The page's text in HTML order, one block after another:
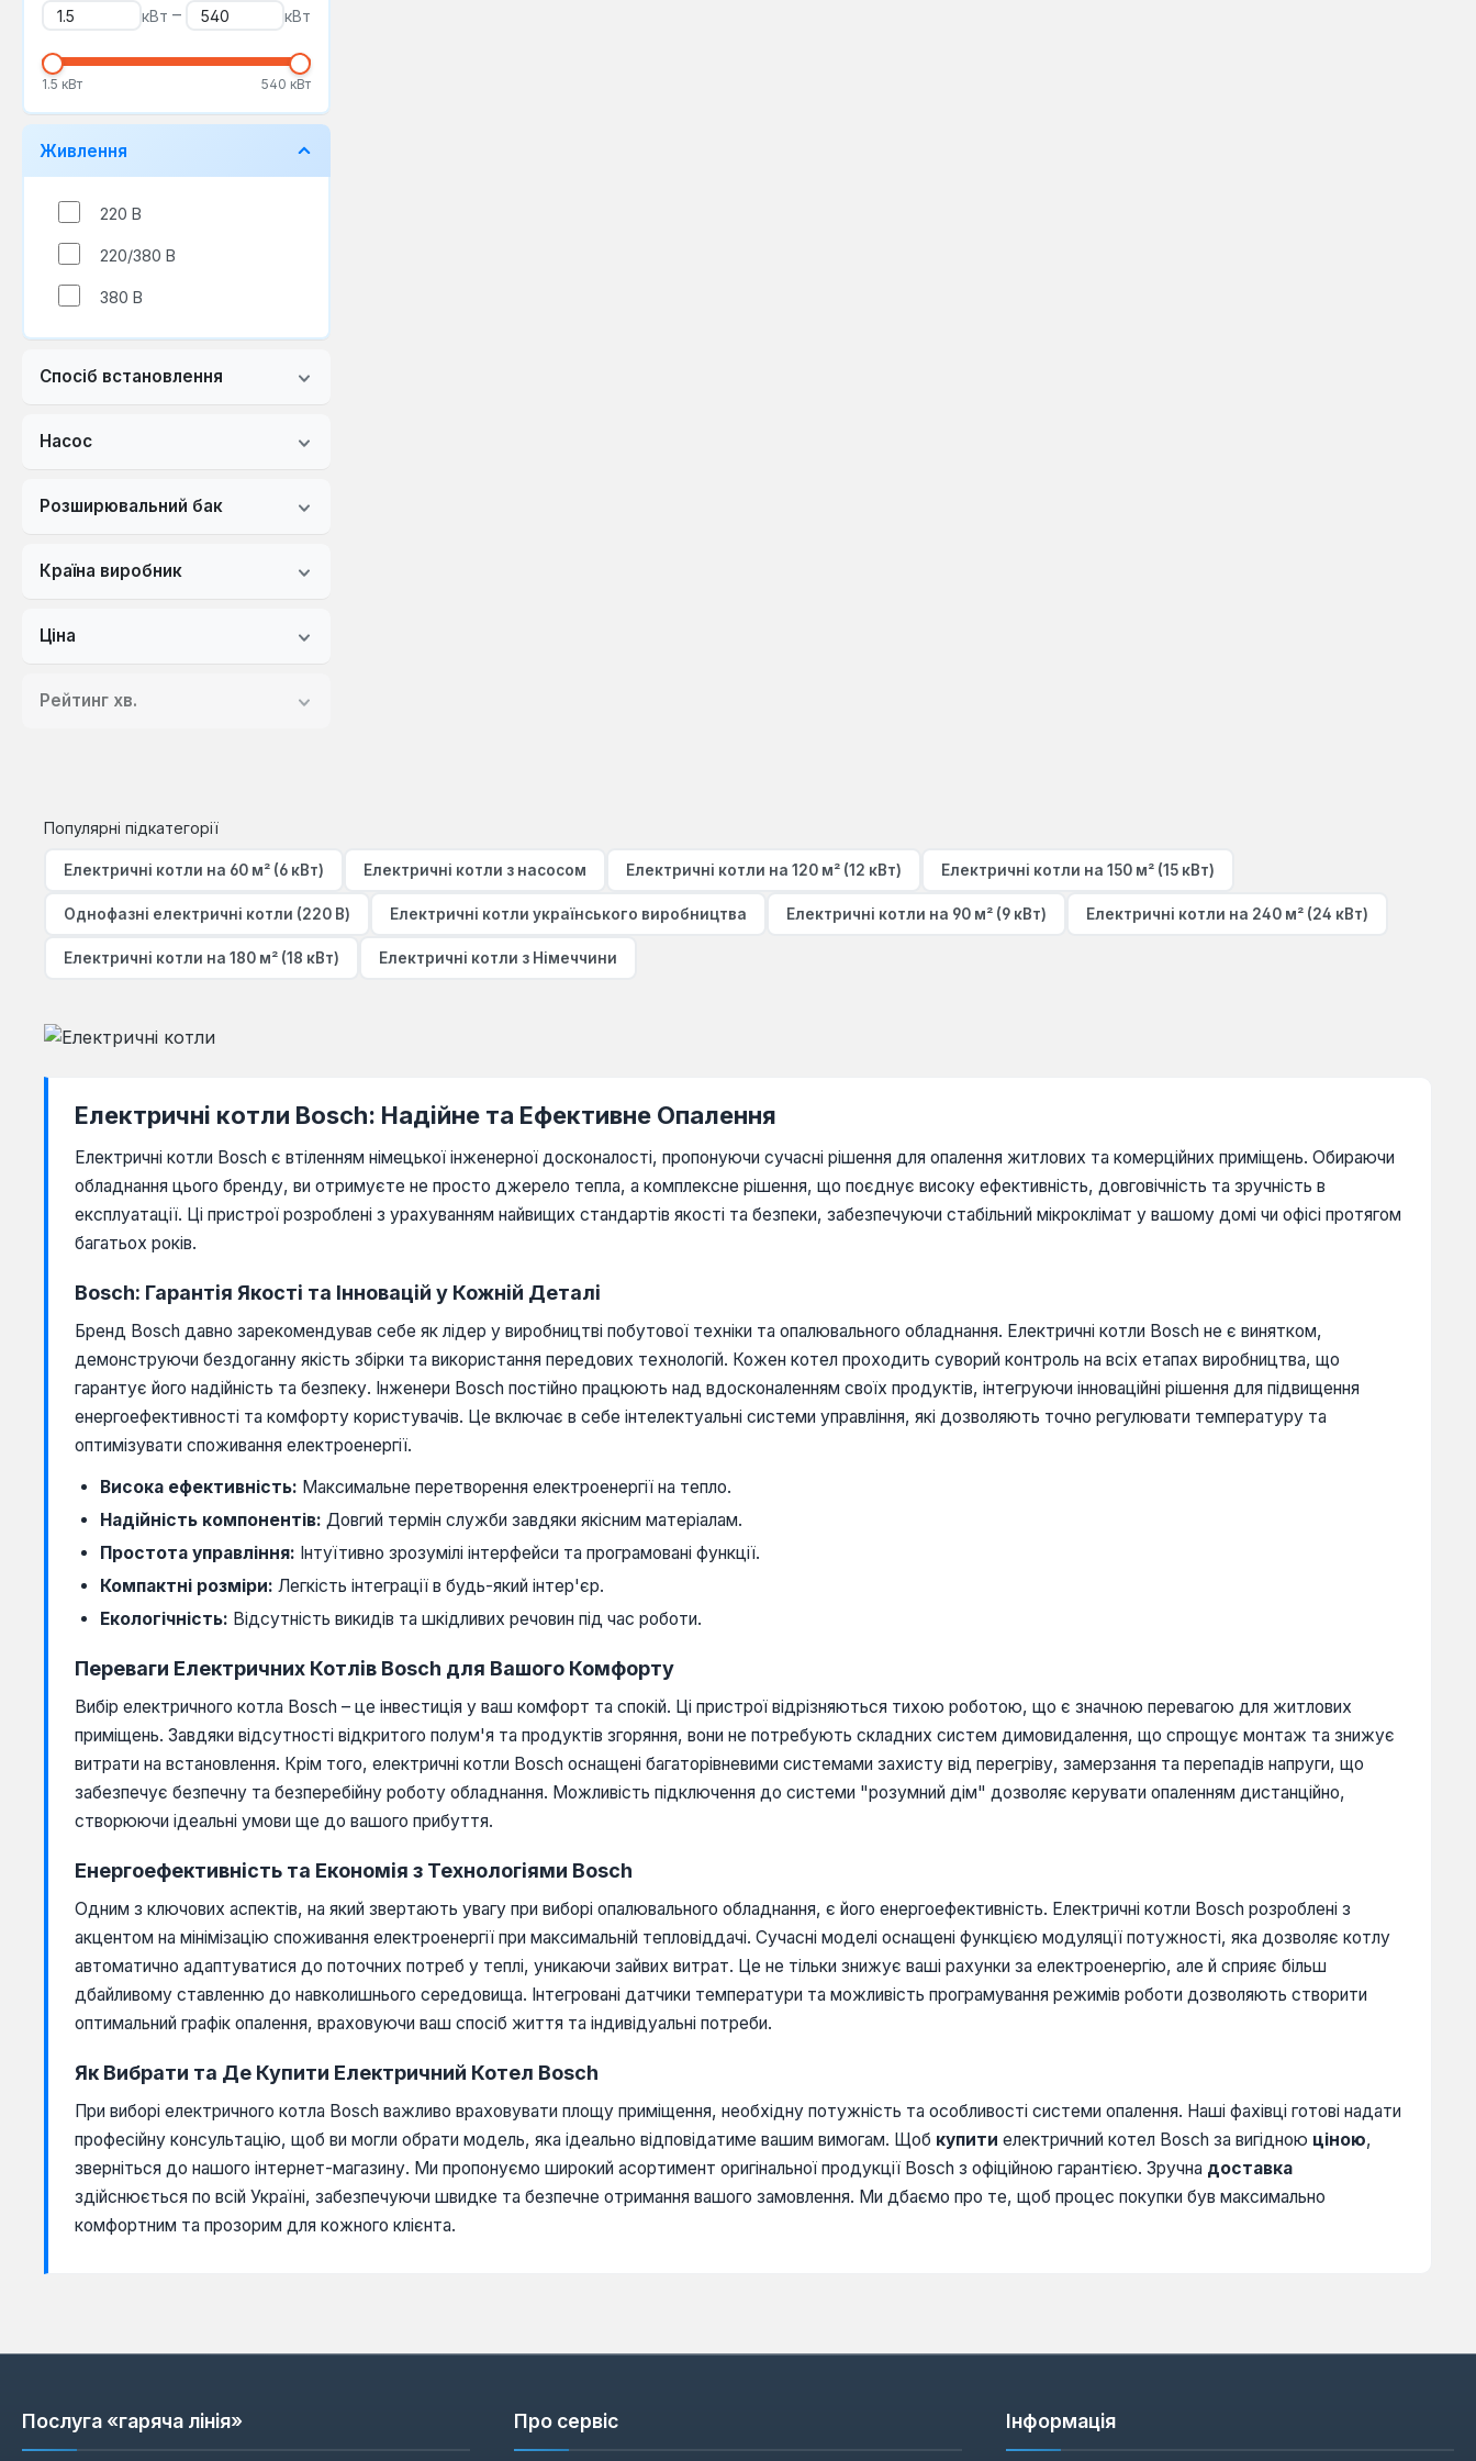
кВт – кВт
1.5 кВт 540 кВт
Живлення
220 В
220/380 В
380 В
Спосіб встановлення
Насос
Розширювальний бак
Країна виробник
Ціна
Рейтинг хв.
Популярні підкатегорії
Електричні котли на 60 м² (6 кВт) Електричні котли з насосом Електричні котли на 120 м² (12 кВт) Електричні котли на 150 м² (15 кВт)
Однофазні електричні котли (220 В) Електричні котли українського виробництва Електричні котли на 90 м² (9 кВт) Електричні котли на 240 м² (24 кВт)
Електричні котли на 180 м² (18 кВт) Електричні котли з Німеччини
Електричні котли Bosch: Надійне та Ефективне Опалення
Електричні котли Bosch є втіленням німецької інженерної досконалості, пропонуючи сучасні рішення для опалення житлових та комерційних приміщень. Обираючи
обладнання цього бренду, ви отримуєте не просто джерело тепла, а комплексне рішення, що поєднує високу ефективність, довговічність та зручність в
експлуатації. Ці пристрої розроблені з урахуванням найвищих стандартів якості та безпеки, забезпечуючи стабільний мікроклімат у вашому домі чи офісі протягом
багатьох років.
Bosch: Гарантія Якості та Інновацій у Кожній Деталі
Бренд Bosch давно зарекомендував себе як лідер у виробництві побутової техніки та опалювального обладнання. Електричні котли Bosch не є винятком,
демонструючи бездоганну якість збірки та використання передових технологій. Кожен котел проходить суворий контроль на всіх етапах виробництва, що
гарантує його надійність та безпеку. Інженери Bosch постійно працюють над вдосконаленням своїх продуктів, інтегруючи інноваційні рішення для підвищення
енергоефективності та комфорту користувачів. Це включає в себе інтелектуальні системи управління, які дозволяють точно регулювати температуру та
оптимізувати споживання електроенергії.
Висока ефективність: Максимальне перетворення електроенергії на тепло.
Надійність компонентів: Довгий термін служби завдяки якісним матеріалам.
Простота управління: Інтуїтивно зрозумілі інтерфейси та програмовані функції.
Компактні розміри: Легкість інтеграції в будь-який інтер'єр.
Екологічність: Відсутність викидів та шкідливих речовин під час роботи.
Переваги Електричних Котлів Bosch для Вашого Комфорту
Вибір електричного котла Bosch – це інвестиція у ваш комфорт та спокій. Ці пристрої відрізняються тихою роботою, що є значною перевагою для житлових
приміщень. Завдяки відсутності відкритого полум'я та продуктів згоряння, вони не потребують складних систем димовидалення, що спрощує монтаж та знижує
витрати на встановлення. Крім того, електричні котли Bosch оснащені багаторівневими системами захисту від перегріву, замерзання та перепадів напруги, що
забезпечує безпечну та безперебійну роботу обладнання. Можливість підключення до системи "розумний дім" дозволяє керувати опаленням дистанційно,
створюючи ідеальні умови ще до вашого прибуття.
Енергоефективність та Економія з Технологіями Bosch
Одним з ключових аспектів, на який звертають увагу при виборі опалювального обладнання, є його енергоефективність. Електричні котли Bosch розроблені з
акцентом на мінімізацію споживання електроенергії при максимальній тепловіддачі. Сучасні моделі оснащені функцією модуляції потужності, яка дозволяє котлу
автоматично адаптуватися до поточних потреб у теплі, уникаючи зайвих витрат. Це не тільки знижує ваші рахунки за електроенергію, але й сприяє більш
дбайливому ставленню до навколишнього середовища. Інтегровані датчики температури та можливість програмування режимів роботи дозволяють створити
оптимальний графік опалення, враховуючи ваш спосіб життя та індивідуальні потреби.
Як Вибрати та Де Купити Електричний Котел Bosch
При виборі електричного котла Bosch важливо враховувати площу приміщення, необхідну потужність та особливості системи опалення. Наші фахівці готові надати
професійну консультацію, щоб ви могли обрати модель, яка ідеально відповідатиме вашим вимогам. Щоб купити електричний котел Bosch за вигідною ціною,
зверніться до нашого інтернет-магазину. Ми пропонуємо широкий асортимент оригінальної продукції Bosch з офіційною гарантією. Зручна доставка
здійснюється по всій Україні, забезпечуючи швидке та безпечне отримання вашого замовлення. Ми дбаємо про те, щоб процес покупки був максимально
комфортним та прозорим для кожного клієнта.
Послуга «гаряча лінія» Про сервіс Інформація